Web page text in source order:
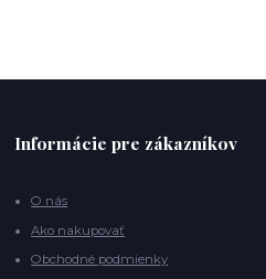
Informácie pre zákazníkov
O nás
Ako nakupovať
Obchodné podmienky